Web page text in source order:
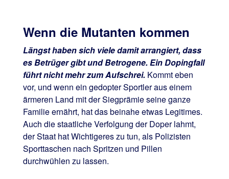
Wenn die Mutanten kommen
Längst haben sich viele damit arrangiert, dass
es Betrüger gibt und Betrogene. Ein Dopingfall
führt nicht mehr zum Aufschrei.Kommt eben
vor, und wenn ein gedopter Sportler aus einem
ärmeren Land mit der Siegprämie seine ganze
Familie ernährt, hat das beinahe etwas Legitimes.
Auch die staatliche Verfolgung der Doper lahmt,
der Staat hat Wichtigeres zu tun, als Polizisten
Sporttaschen nach Spritzen und Pillen
durchwühlen zu lassen.